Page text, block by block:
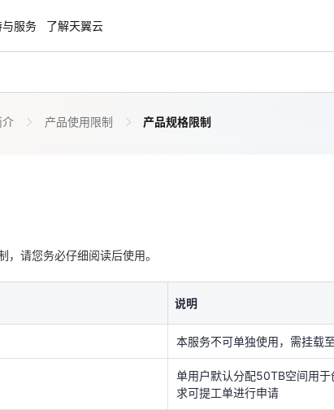
聚力AI赋能 天翼云大模型专项
国产操作系统及硬件芯片支持丰富
国家云助
天翼云奖励推广计划
加入成为云推官，推荐新用户注册下单得现金
与服务 了解天翼云
介 产品使用限制 产品规格限制
求可提工单进行申请
500GB起步，默认32TB上限
1000
默认10个，可通过申请配额
请您务必仔细阅读后使用。
说明
本服务不可单独使用，需挂载
单用户默认分配50TB空间用
求可提工单进行申请